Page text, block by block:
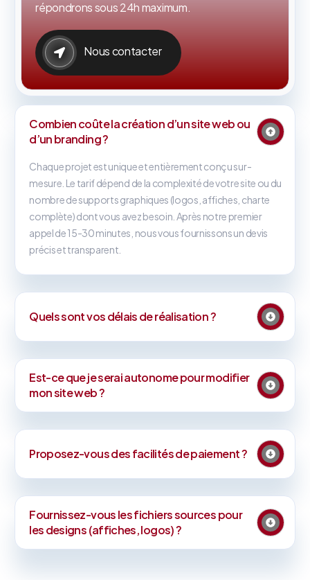
répondrons sous 24h maximum.
Nous contacter
Combien coûte la création d’un site web ou
d’un branding ?
Chaque projet est unique et entièrement conçu sur-
mesure. Le tarif dépend de la complexité de votre site ou du
nombre de supports graphiques (logos, affiches, charte
complète) dont vous avez besoin. Après notre premier
appel de 15-30 minutes, nous vous fournissons un devis
précis et transparent.
Quels sont vos délais de réalisation ?
Est-ce que je serai autonome pour modifier
mon site web ?
Proposez-vous des facilités de paiement ?
Fournissez-vous les fichiers sources pour
les designs (affiches, logos) ?